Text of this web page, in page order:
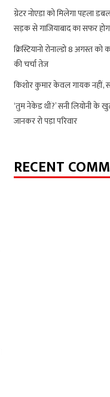
ग्रेटर नोएडा को मिलेगा पहला
सड़क से गाजियाबाद का सफर
क्रिस्टियानो रोनाल्डो 8 अगस्त
की चर्चा तेज
किशोर कुमार केवल गायक नहीं,
‘तुम नेकेड थीं?’ सनी लियोनी के
जानकर रो पड़ा परिवार
RECENT